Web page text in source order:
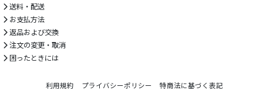
送料・配送
お支払方法
返品および交換
注文の変更・取消
困ったときには
利用規約 プライバシーポリシー 特商法に基づく表記